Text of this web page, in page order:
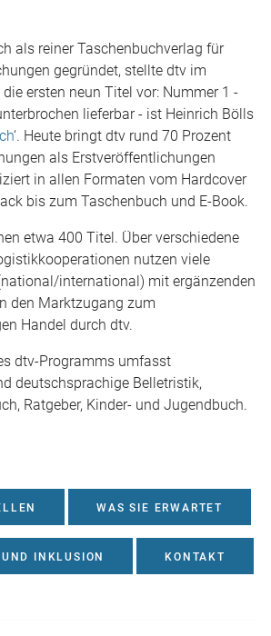
als reiner Taschenbuchverlag für
gegründet, stellte dtv im
ersten neun Titel vor: Nummer 1 -
lieferbar - ist Heinrich Bölls
‘. Heute bringt dtv rund 70 Prozent
als Erstveröffentlichungen
in allen Formaten vom Hardcover
bis zum Taschenbuch und E-Book.
etwa 400 Titel. Über verschiedene
nutzen viele
international) mit ergänzenden
den Marktzugang zum
Handel durch dtv.
dtv-Programms umfasst
deutschsprachige Belletristik,
Ratgeber, Kinder- und Jugendbuch.
WAS SIE ERWARTET
INKLUSION KONTAKT